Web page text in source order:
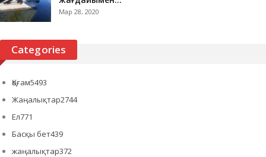
Мар 28, 2020
Categories
Қоғам5493
Жаңалықтар2744
Ел771
Басқы бет439
жаңалықтар372